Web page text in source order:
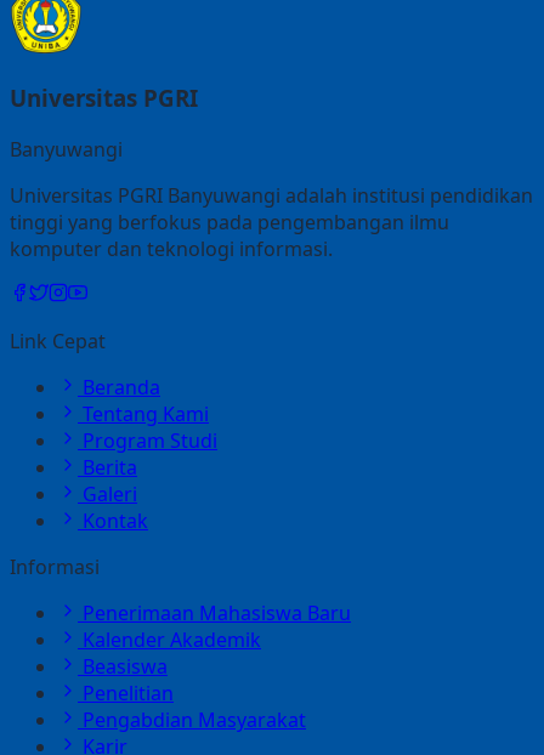
Universitas PGRI
Banyuwangi
Universitas PGRI Banyuwangi adalah institusi pendidikan
tinggi yang berfokus pada pengembangan ilmu
komputer dan teknologi informasi.
Link Cepat
Beranda
Tentang Kami
Program Studi
Berita
Galeri
Kontak
Informasi
Penerimaan Mahasiswa Baru
Kalender Akademik
Beasiswa
Penelitian
Pengabdian Masyarakat
Karir